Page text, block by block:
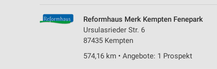
Reformhaus Merk Kempten Fenepark
Ursulasrieder Str. 6
87435 Kempten
574,16 km • Angebote: 1 Prospekt